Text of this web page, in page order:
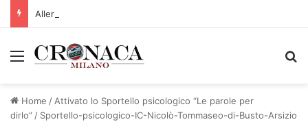
Allerta gialla per rischio temporali a partire dalle ore 18
Menu
Home / Attivato lo Sportello psicologico “Le parole per
dirlo” / Sportello-psicologico-IC-Nicolò-Tommaseo-di-Busto-Arsizio